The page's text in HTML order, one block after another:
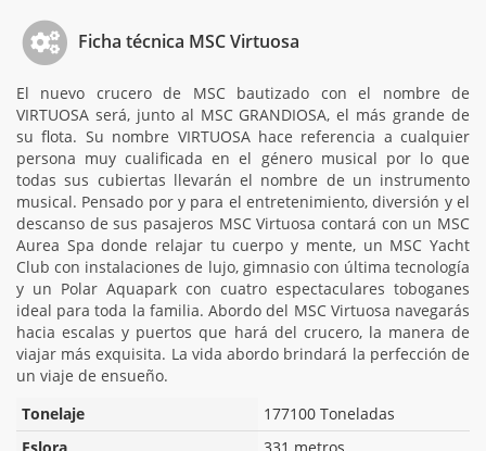
Ficha técnica MSC Virtuosa
El nuevo crucero de MSC bautizado con el nombre de
VIRTUOSA será, junto al MSC GRANDIOSA, el más grande de
su flota. Su nombre VIRTUOSA hace referencia a cualquier
persona muy cualificada en el género musical por lo que
todas sus cubiertas llevarán el nombre de un instrumento
musical. Pensado por y para el entretenimiento, diversión y el
descanso de sus pasajeros MSC Virtuosa contará con un MSC
Aurea Spa donde relajar tu cuerpo y mente, un MSC Yacht
Club con instalaciones de lujo, gimnasio con última tecnología
y un Polar Aquapark con cuatro espectaculares toboganes
ideal para toda la familia. Abordo del MSC Virtuosa navegarás
hacia escalas y puertos que hará del crucero, la manera de
viajar más exquisita. La vida abordo brindará la perfección de
un viaje de ensueño.
Tonelaje
177100 Toneladas